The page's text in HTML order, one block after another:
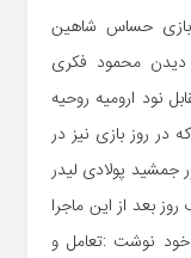
بازی حساس شاهین
دیدن محمود فکری
نود ارومیه روحیه
روز بازی نیز در
پولادی لیدر
بعد از این ماجرا
خود نوشت :تعامل و